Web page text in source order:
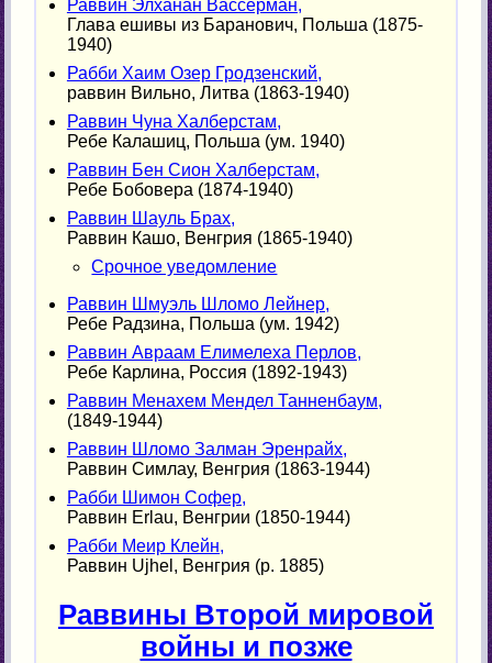
Раввин Элханан Вассерман,
Глава ешивы из Баранович, Польша (1875-
1940)
Рабби Хаим Озер Гродзенский,
раввин Вильно, Литва (1863-1940)
Раввин Чуна Халберстам,
Ребе Калашиц, Польша (ум. 1940)
Раввин Бен Сион Халберстам,
Ребе Бобовера (1874-1940)
Раввин Шауль Брах,
Раввин Кашо, Венгрия (1865-1940)
Срочное уведомление
Раввин Шмуэль Шломо Лейнер,
Ребе Радзина, Польша (ум. 1942)
Раввин Авраам Елимелеха Перлов,
Ребе Карлина, Россия (1892-1943)
Раввин Менахем Мендел Танненбаум,
(1849-1944)
Раввин Шломо Залман Эренрайх,
Раввин Симлау, Венгрия (1863-1944)
Рабби Шимон Софер,
Раввин Erlau, Венгрии (1850-1944)
Рабби Меир Клейн,
Раввин Ujhel, Венгрия (р. 1885)
Раввины Второй мировой
войны и позже